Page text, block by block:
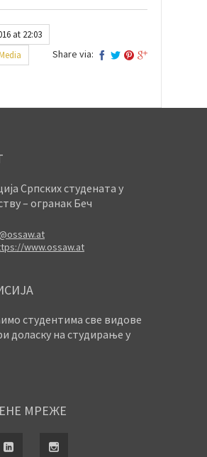
at 22:03
Share via:
Српских студената у
– огранак Беч
www.ossaw.at
студентима све видове
доласку на студирање у
МРЕЖЕ